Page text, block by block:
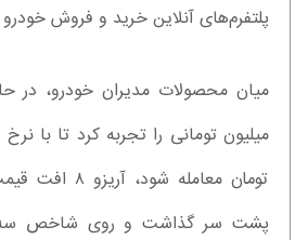
پلتفرم‌های آنلاین خرید و فروش